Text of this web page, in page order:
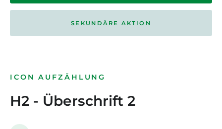
SEKUNDÄRE AKTION
ICON AUFZÄHLUNG
H2 - Überschrift 2